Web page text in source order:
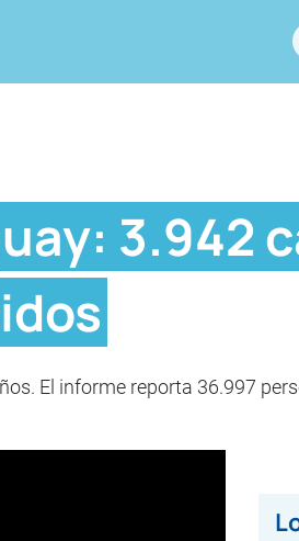
3.942
El informe reporta 36.997